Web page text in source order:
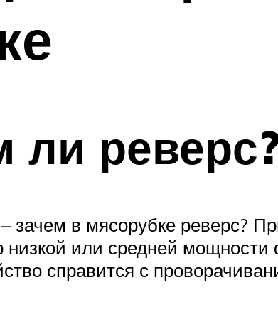
ли
зачем в мясорубке реверс?
низкой или средней
справится с